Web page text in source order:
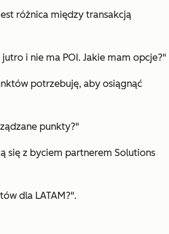
różnica między transakcją
i nie ma POI. Jakie mam opcje?"
potrzebuję, aby osiągnąć
punkty?"
się z byciem partnerem Solutions
dla LATAM?".